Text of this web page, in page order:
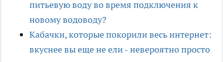
питьевую воду во время подключения к
новому водоводу?
Кабачки, которые покорили весь интернет:
вкуснее вы еще не ели - невероятно просто